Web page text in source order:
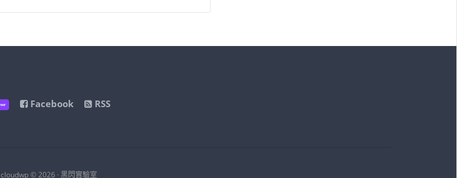
Facebook RSS
cloudwp © 2026 · 黑閃實驗室